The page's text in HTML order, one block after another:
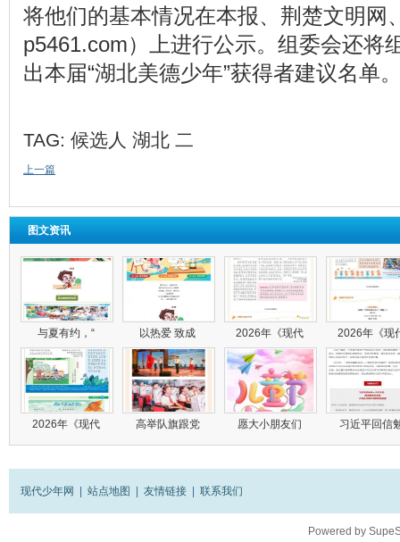
将他们的基本情况在本报、荆楚文明网
p5461.com）上进行公示。组委会还将
出本届“湖北美德少年”获得者建议名单
TAG: 候选人 湖北 二
上一篇
图文资讯
与夏有约，“ 以热爱 致成 2026年《现代 2026年《现
2026年《现代 高举队旗跟党 愿大小朋友们 习近平回信
现代少年网 站点地图 友情链接 联系我们
Powered by